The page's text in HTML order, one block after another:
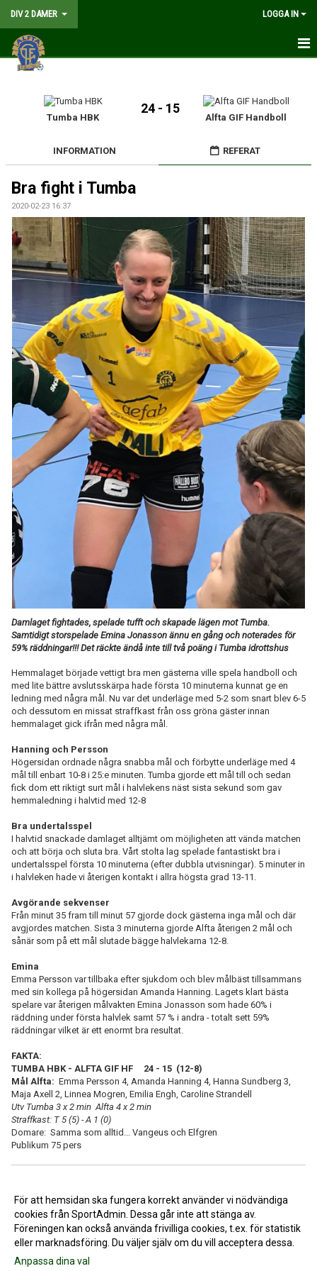
DIV 2 DAMER LOGGA IN
HEM
NYHETER
MATCHER
KALENDER
TRUPPEN
DOKUMENT
LIVESÄNDNING
TABELL
Tumba HBK
24 - 15
Alfta GIF Handboll
INFORMATION REFERAT
Bra fight i Tumba
2020-02-23 16:37
Damlaget fightades, spelade tufft och skapade lägen mot Tumba.
Samtidigt storspelade Emina Jonasson ännu en gång och noterades för
59% räddningar!!! Det räckte ändå inte till två poäng i Tumba idrottshus
Hemmalaget började vettigt bra men gästerna ville spela handboll och
med lite bättre avslutsskärpa hade första 10 minuterna kunnat ge en
ledning med några mål. Nu var det underläge med 5-2 som snart blev 6-5
och dessutom en missat straffkast från oss gröna gäster innan
hemmalaget gick ifrån med några mål.
Hanning och Persson
Högersidan ordnade några snabba mål och förbytte underläge med 4
mål till enbart 10-8 i 25:e minuten. Tumba gjorde ett mål till och sedan
fick dom ett riktigt surt mål i halvlekens näst sista sekund som gav
hemmaledning i halvtid med 12-8
Bra undertalsspel
I halvtid snackade damlaget alltjämt om möjligheten att vända matchen
och att börja och sluta bra. Vårt stolta lag spelade fantastiskt bra i
undertalsspel första 10 minuterna (efter dubbla utvisningar). 5 minuter in
i halvleken hade vi återigen kontakt i allra högsta grad 13-11.
Avgörande sekvenser
Från minut 35 fram till minut 57 gjorde dock gästerna inga mål och där
avgjordes matchen. Sista 3 minuterna gjorde Alfta återigen 2 mål och
sånär som på ett mål slutade bägge halvlekarna 12-8.
Emina
Emma Persson var tillbaka efter sjukdom och blev målbäst tillsammans
med sin kollega på högersidan Amanda Hanning. Lagets klart bästa
spelare var återigen målvakten Emina Jonasson som hade 60% i
räddning under första halvlek samt 57 % i andra - totalt sett 59%
räddningar vilket är ett enormt bra resultat.
FAKTA:
TUMBA HBK - ALFTA GIF HF 24 - 15 (12-8)
Mål Alfta: Emma Persson 4, Amanda Hanning 4, Hanna Sundberg 3,
Maja Axell 2, Linnea Mogren, Emilia Engh, Caroline Strandell
Utv Tumba 3 x 2 min Alfta 4 x 2 min
Straffkast: T 5 (5) - A 1 (0)
Domare: Samma som alltid... Vangeus och Elfgren
Publikum 75 pers
<< Tillbaka
För att hemsidan ska fungera korrekt använder vi nödvändiga
cookies från SportAdmin. Dessa går inte att stänga av.
Föreningen kan också använda frivilliga cookies, t.ex. för statistik
eller marknadsföring. Du väljer själv om du vill acceptera dessa.
Anpassa dina val